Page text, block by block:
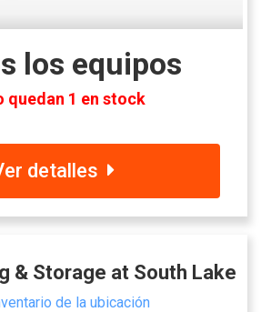
los equipos
quedan 1 en stock
detalles
& Storage at South Lake
de la ubicación